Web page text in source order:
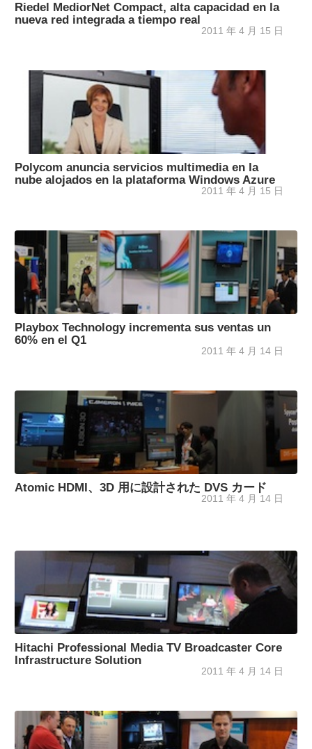
Riedel MediorNet Compact, alta capacidad en la
nueva red integrada a tiempo real
2011 年 4 月 15 日
Polycom anuncia servicios multimedia en la
nube alojados en la plataforma Windows Azure
2011 年 4 月 15 日
Playbox Technology incrementa sus ventas un
60% en el Q1
2011 年 4 月 14 日
Atomic HDMI、3D 用に設計された DVS カード
2011 年 4 月 14 日
Hitachi Professional Media TV Broadcaster Core
Infrastructure Solution
2011 年 4 月 14 日